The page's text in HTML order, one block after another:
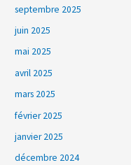
septembre 2025
juin 2025
mai 2025
avril 2025
mars 2025
février 2025
janvier 2025
décembre 2024